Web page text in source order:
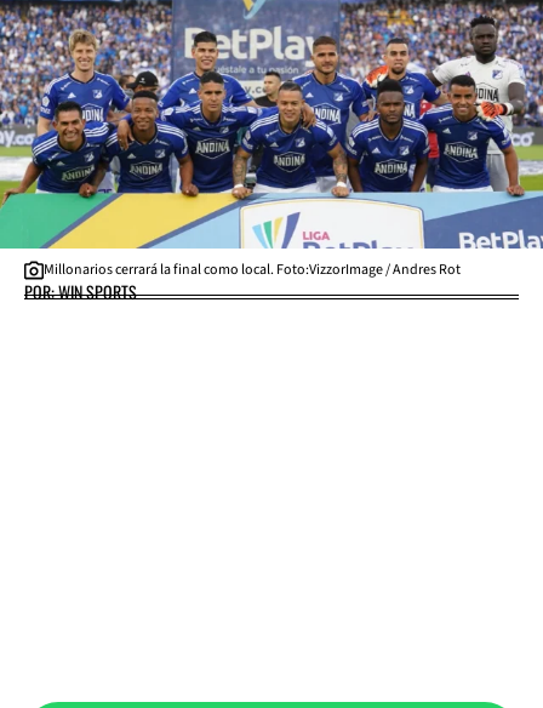
Millonarios cerrará la final como local. Foto:VizzorImage / Andres Rot
POR: WIN SPORTS